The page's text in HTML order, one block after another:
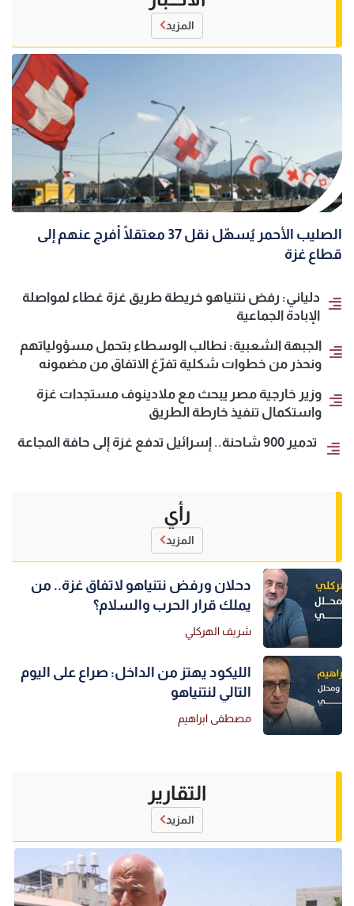
المزيد
الصليب الأحمر يُسهّل نقل 37 معتقلًا أُفرج عنهم إلى
قطاع غزة
دلياني: رفض نتنياهو خريطة طريق غزة غطاء لمواصلة
الإبادة الجماعية
الجبهة الشعبية: نطالب الوسطاء بتحمل مسؤولياتهم
ونحذر من خطوات شكلية تفرّغ الاتفاق من مضمونه
وزير خارجية مصر يبحث مع ملادينوف مستجدات غزة
واستكمال تنفيذ خارطة الطريق
تدمير 900 شاحنة.. إسرائيل تدفع غزة إلى حافة المجاعة
رأي
المزيد
دحلان ورفض نتنياهو لاتفاق غزة.. من
يملك قرار الحرب والسلام؟
شريف الهركلي
الليكود يهتز من الداخل: صراع على اليوم
التالي لنتنياهو
مصطفى ابراهيم
التقارير
المزيد